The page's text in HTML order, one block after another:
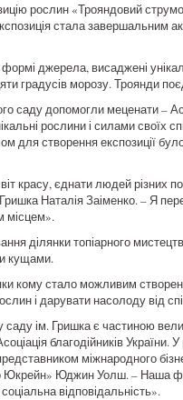
рослин «Трояндовий
стала завершальним
джерела, висаджені
градусів морозу. Троянди
саду допомогли меценати –
рослини і силами своїх
для створення експозиції
красу, єднати людей різних
Наталія Заіменко. – Я
місцем».
ділянки топіарного
кущами.
кому стало можливим
і дарувати насолоду від
саду ім. Гришка є частиною
благодійників України.
міжнародного
Юкрейн» Юджин Уолш. – Наша
відповідальність».